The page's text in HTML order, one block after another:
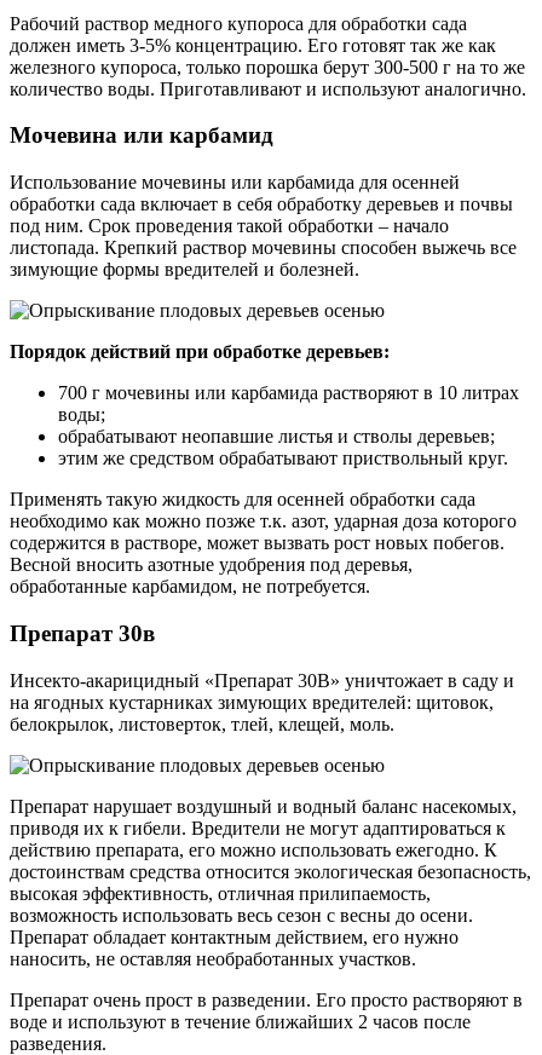
Рабочий раствор медного купороса для обработки сада
должен иметь 3-5% концентрацию. Его готовят так же как
железного купороса, только порошка берут 300-500 г на то же
количество воды. Приготавливают и используют аналогично.
Мочевина или карбамид
Использование мочевины или карбамида для осенней
обработки сада включает в себя обработку деревьев и почвы
под ним. Срок проведения такой обработки – начало
листопада. Крепкий раствор мочевины способен выжечь все
зимующие формы вредителей и болезней.
Порядок действий при обработке деревьев:
700 г мочевины или карбамида растворяют в 10 литрах
воды;
обрабатывают неопавшие листья и стволы деревьев;
этим же средством обрабатывают приствольный круг.
Применять такую жидкость для осенней обработки сада
необходимо как можно позже т.к. азот, ударная доза которого
содержится в растворе, может вызвать рост новых побегов.
Весной вносить азотные удобрения под деревья,
обработанные карбамидом, не потребуется.
Препарат 30в
Инсекто-акарицидный «Препарат 30В» уничтожает в саду и
на ягодных кустарниках зимующих вредителей: щитовок,
белокрылок, листоверток, тлей, клещей, моль.
Препарат нарушает воздушный и водный баланс насекомых,
приводя их к гибели. Вредители не могут адаптироваться к
действию препарата, его можно использовать ежегодно. К
достоинствам средства относится экологическая безопасность,
высокая эффективность, отличная прилипаемость,
возможность использовать весь сезон с весны до осени.
Препарат обладает контактным действием, его нужно
наносить, не оставляя необработанных участков.
Препарат очень прост в разведении. Его просто растворяют в
воде и используют в течение ближайших 2 часов после
разведения.